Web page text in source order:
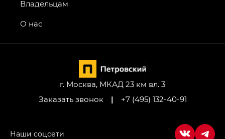
GS4 — Джи Эс 4 (GS4) в комплектациях Джи Би
привод — GB AWD, Джи Эль Полный привод —
Джи Ти — GT, Джи Икс — GX,
Джи Икс ПРЕМИУМ — GX PREMIUM, ЛАУНЖ —
Empow — Эмпау (Empow) в комплектации
г. Москва, МКАД 23 км вл. 3
Заказать звонок
| +7 (495) 132-40-91
Владельцам
О нас